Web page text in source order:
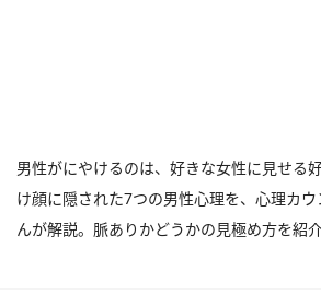
男性がにやけるのは、好きな女性に見せ
け顔に隠された7つの男性心理を、心理カ
んが解説。脈ありかどうかの見極め方を紹介